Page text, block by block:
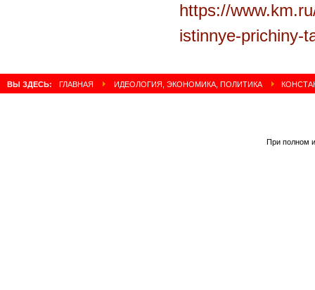
https://
istinnye-prichiny-
ВЫ ЗДЕСЬ: ГЛАВНАЯ ИДЕОЛОГИЯ, ЭКОНОМИКА, ПОЛИТИКА
При полном